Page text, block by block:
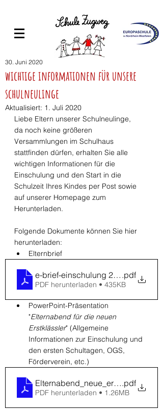
wichtige informationen für unsere
schulneulinge
30. Juni 2020
Aktualisiert: 1. Juli 2020
Liebe Eltern unserer Schulneulinge,
da noch keine größeren
Versammlungen im Schulhaus
stattfinden dürfen, erhalten Sie alle
wichtigen Informationen für die
Einschulung und den Start in die
Schulzeit Ihres Kindes per Post sowie
auf unserer Homepage zum
Herunterladen.
Folgende Dokumente können Sie hier
herunterladen:
Elternbrief
e-brief-einschulung 2020.pdf
PDF herunterladen • 435KB
PowerPoint-Präsentation
"Elternabend für die neuen
Erstklässler" (Allgemeine
Informationen zur Einschulung und
den ersten Schultagen, OGS,
Förderverein, etc.)
Elternabend_neue_erstklÃ¤ssler
.pdf
PDF herunterladen • 1.26MB